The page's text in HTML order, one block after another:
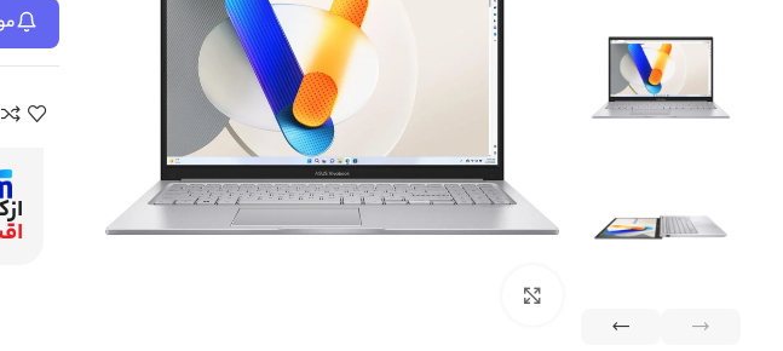
اقساط مارکت اسمارتیز
ویژه کارمندان بانک شهر